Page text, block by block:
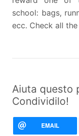
school: bags,
ecc. Check all
Aiuta questo
Condividilo!
EMAIL